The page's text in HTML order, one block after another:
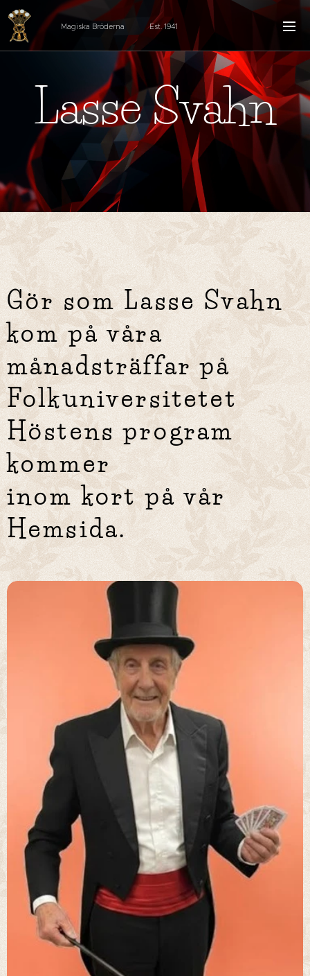
Magiska Bröderna Est. 1941
Lasse Svahn
Gör som Lasse Svahn
kom på våra
månadsträffar på
Folkuniversitetet
Höstens program
kommer
inom kort på vår
Hemsida.